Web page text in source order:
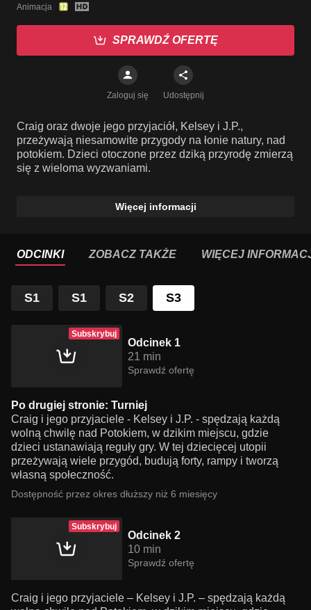
Animacja
SPRAWDŹ OFERTĘ
Zaloguj się Udostępnij
Craig oraz dwoje jego przyjaciół, Kelsey i J.P.,
przeżywają niesamowite przygody na łonie natury, nad
potokiem. Dzieci otoczone przez dziką przyrodę zmierzą
się z wieloma wyzwaniami.
Więcej informacji
ODCINKI ZOBACZ TAKŻE WIĘCEJ
S1 S1 S2 S3
Subskrybuj
Odcinek 1
21 min
Sprawdź ofertę
Po drugiej stronie: Turniej
Craig i jego przyjaciele - Kelsey i J.P. - spędzają każdą
wolną chwilę nad Potokiem, w dzikim miejscu, gdzie
dzieci ustanawiają reguły gry. W tej dziecięcej utopii
przeżywają wiele przygód, budują forty, rampy i tworzą
własną społeczność.
Dostępność przez okres dłuższy niż 6 miesięcy
Subskrybuj
Odcinek 2
10 min
Sprawdź ofertę
Craig i jego przyjaciele – Kelsey i J.P. – spędzają każdą